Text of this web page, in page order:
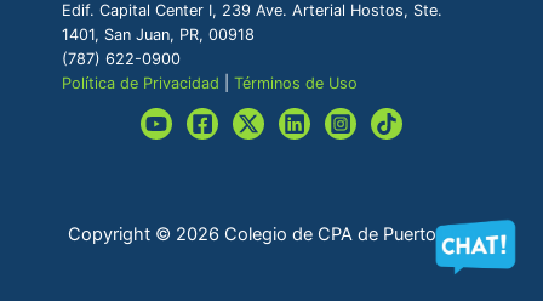
Edif. Capital Center I, 239 Ave. Arterial Hostos, Ste.
1401, San Juan, PR, 00918
(787) 622-0900
Política de Privacidad |Términos de Uso
Copyright © 2026 Colegio de CPA de Puerto Rico